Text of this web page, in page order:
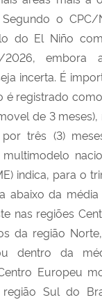
o CPC/
do El Niño
2026, embora
incerta. É
é registrado
de 3 meses),
três (3)
indica, para o
abaixo da
nas regiões
da região
dentro da
Europeu
Sul do